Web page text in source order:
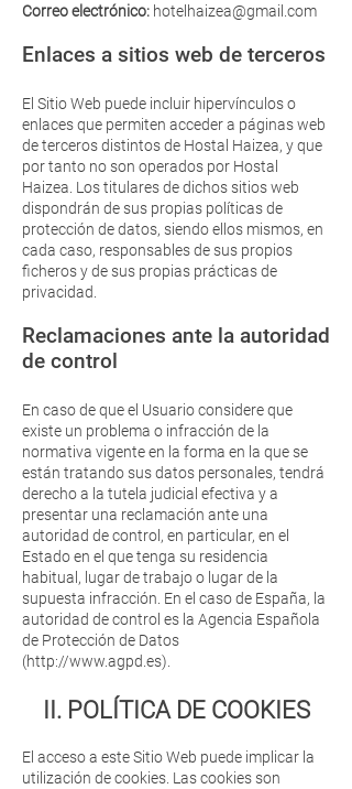
Correo electrónico: hotelhaizea@gmail.com
Enlaces a sitios web de terceros
El Sitio Web puede incluir hipervínculos o
enlaces que permiten acceder a páginas web
de terceros distintos de Hostal Haizea, y que
por tanto no son operados por Hostal
Haizea. Los titulares de dichos sitios web
dispondrán de sus propias políticas de
protección de datos, siendo ellos mismos, en
cada caso, responsables de sus propios
ficheros y de sus propias prácticas de
privacidad.
Reclamaciones ante la autoridad
de control
En caso de que el Usuario considere que
existe un problema o infracción de la
normativa vigente en la forma en la que se
están tratando sus datos personales, tendrá
derecho a la tutela judicial efectiva y a
presentar una reclamación ante una
autoridad de control, en particular, en el
Estado en el que tenga su residencia
habitual, lugar de trabajo o lugar de la
supuesta infracción. En el caso de España, la
autoridad de control es la Agencia Española
de Protección de Datos
(http://www.agpd.es).
II. POLÍTICA DE COOKIES
El acceso a este Sitio Web puede implicar la
utilización de cookies. Las cookies son